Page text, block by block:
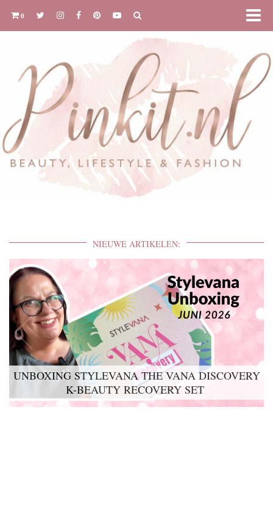
0
NIEUWE ARTIKELEN:
UNBOXING STYLEVANA THE VANA DISCOVERY
K-BEAUTY RECOVERY SET